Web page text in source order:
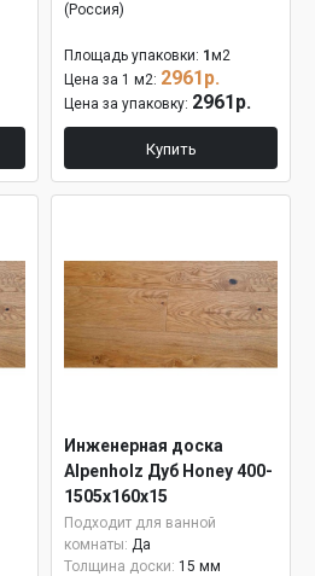
(Россия)
Площадь упаковки: 1 м2
Цена за 1 м2: 2961р.
Цена за упаковку: 2961р.
Купить
Инженерная доска
Alpenholz Дуб Honey 400-
1505х160х15
Подходит для ванной
комнаты: Да
Толщина доски: 15 мм